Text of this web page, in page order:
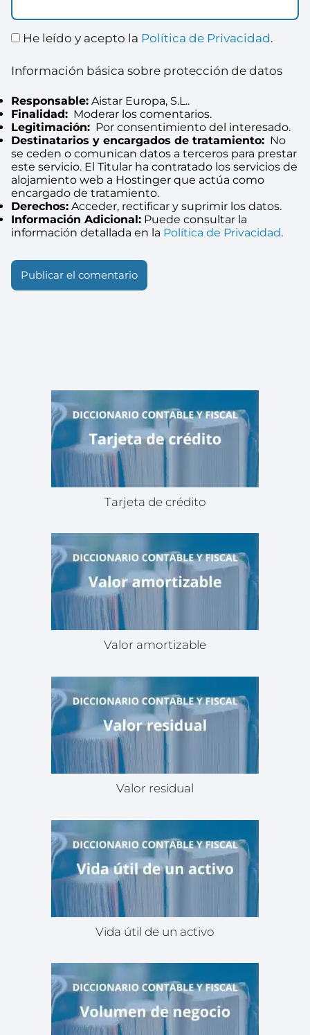
He leído y acepto la Política de Privacidad.
Información básica sobre protección de datos
Responsable: Aistar Europa, S.L..
Finalidad: Moderar los comentarios.
Legitimación: Por consentimiento del interesado.
Destinatarios y encargados de tratamiento: No
se ceden o comunican datos a terceros para prestar
este servicio. El Titular ha contratado los servicios de
alojamiento web a Hostinger que actúa como
encargado de tratamiento.
Derechos: Acceder, rectificar y suprimir los datos.
Información Adicional: Puede consultar la
información detallada en la Política de Privacidad.
Tarjeta de crédito
Valor amortizable
Valor residual
Vida útil de un activo